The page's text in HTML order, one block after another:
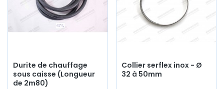
Durite de chauffage
sous caisse (Longueur
de 2m80)
Collier serflex inox - Ø
32 à 50mm